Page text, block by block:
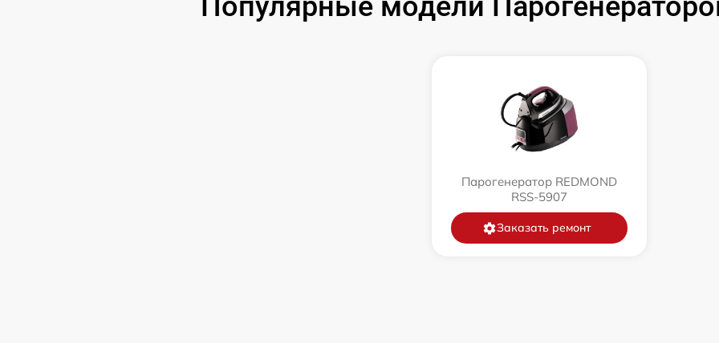
Популярные модели
Парогенератор REDMOND
RSS-5907
Заказать ремонт